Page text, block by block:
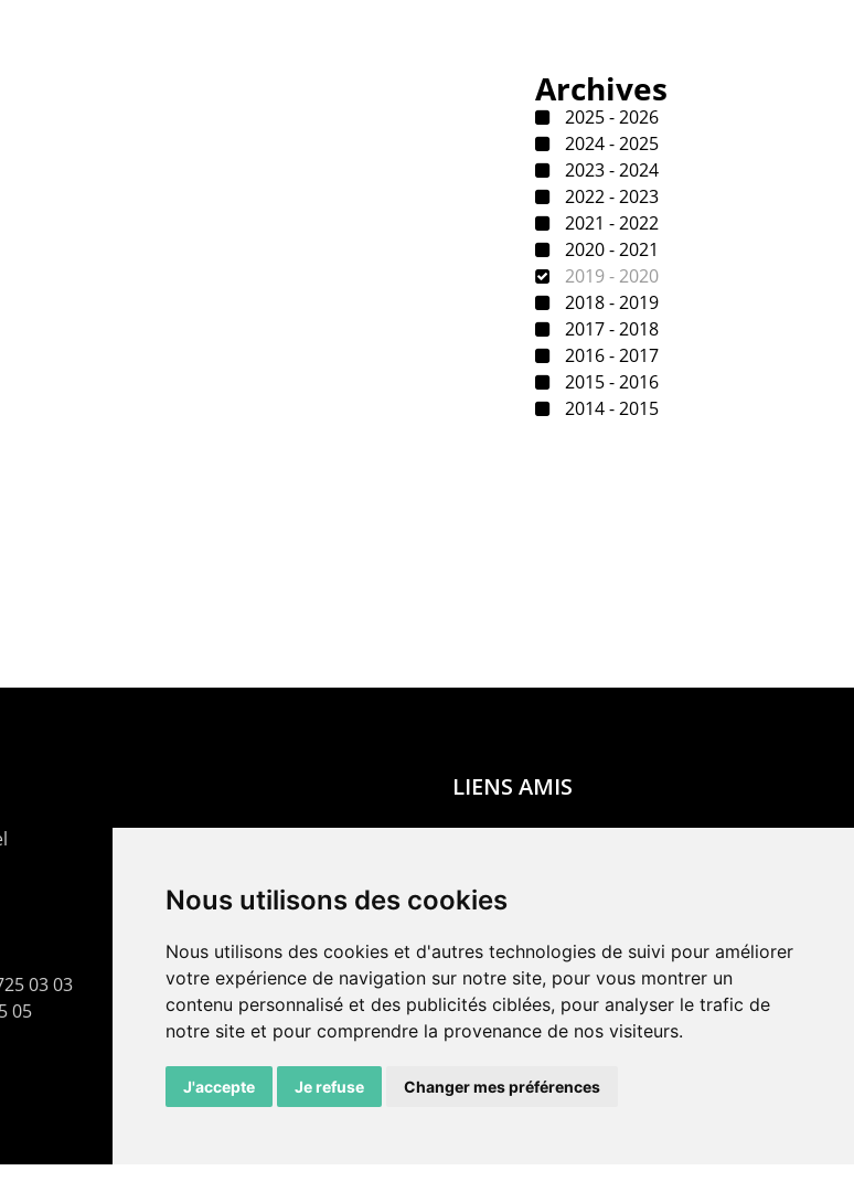
Nous utilisons des cookies
Nous utilisons des cookies et d'autres technologies de suivi pour améliorer
votre expérience de navigation sur notre site, pour vous montrer un
contenu personnalisé et des publicités ciblées, pour analyser le trafic de
notre site et pour comprendre la provenance de nos visiteurs.
J'accepte Je refuse Changer mes préférences
Archives
2025 - 2026
2024 - 2025
2023 - 2024
2022 - 2023
2021 - 2022
2020 - 2021
2019 - 2020
2018 - 2019
2017 - 2018
2016 - 2017
2015 - 2016
2014 - 2015
03 03
05
LIENS AMIS